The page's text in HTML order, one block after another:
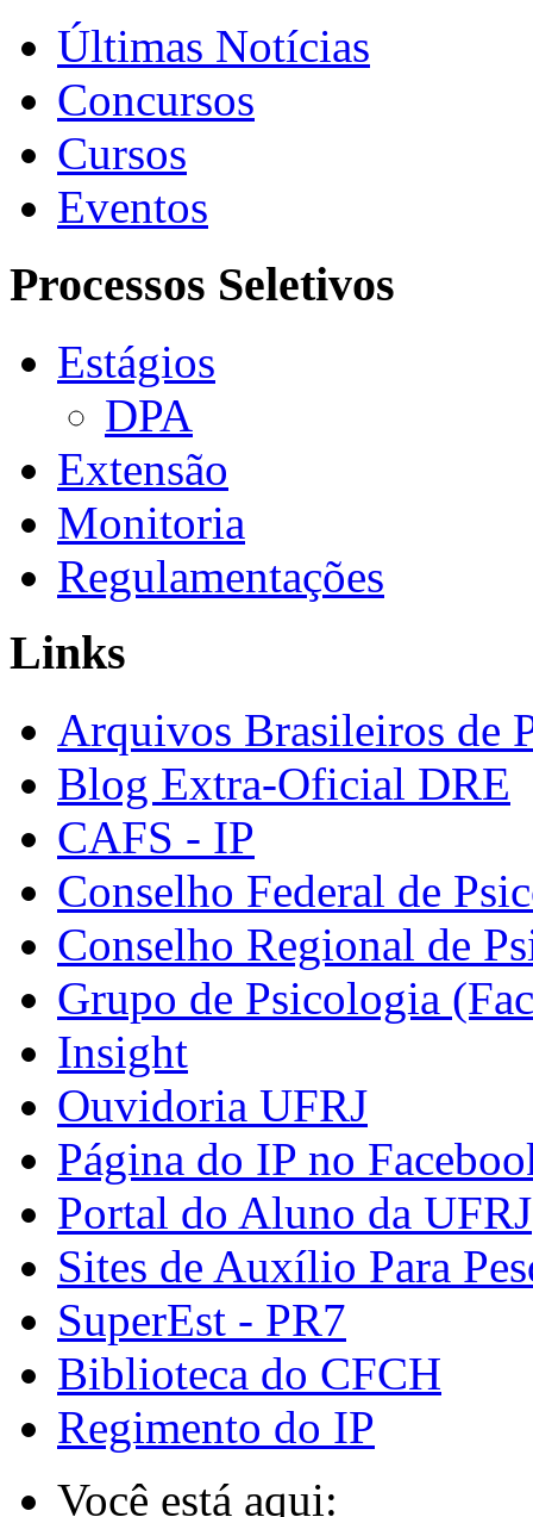
Últimas Notícias
Concursos
Cursos
Eventos
Processos Seletivos
Estágios
DPA
Extensão
Monitoria
Regulamentações
Links
Arquivos Brasileiros de
Blog Extra-Oficial DRE
CAFS - IP
Conselho Federal de
Conselho Regional de
Grupo de Psicologia
Insight
Ouvidoria UFRJ
Página do IP no
Portal do Aluno da UFRJ
Sites de Auxílio Para
SuperEst - PR7
Biblioteca do CFCH
Regimento do IP
Você está aqui: